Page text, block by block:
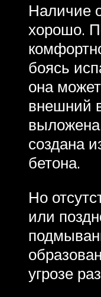
Наличие
хорошо.
боясь
она
внешний
создана
бетона.
Но
или
угрозе